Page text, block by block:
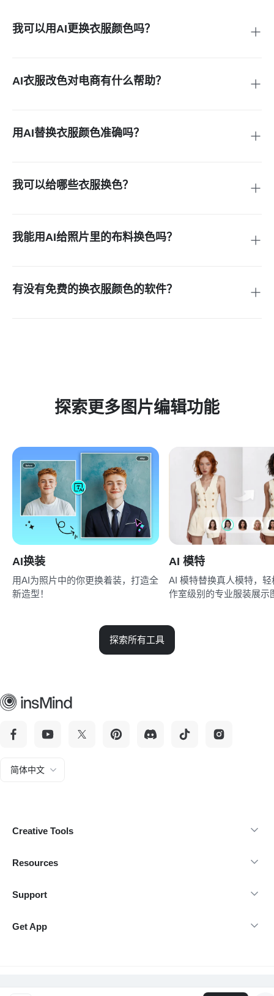
我可以用AI更换衣服颜色吗？
效果的衣服换颜色照片。
AI衣服改色对电商有什么帮助？
同颜色的产品图。这样不仅节省时间和成本，还可以在打样前
先测试设计配色。
用AI替换衣服颜色准确吗？
生成自然、高质量的换色图像。
我可以给哪些衣服换色？
料类型和风格都能有效处理。
我能用AI给照片里的布料换色吗？
有没有免费的换衣服颜色的软件？
探索更多图片编辑功能
AI换装
用AI为照片中的你更换着装，打造全
新造型！
AI 模特
AI 模特替换真人模特，轻
作室级别的专业服装展示
探索所有工具
简体中文
Creative Tools
Resources
Support
Get App